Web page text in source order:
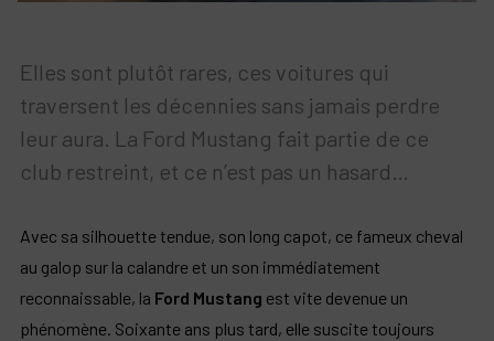
Elles sont plutôt rares, ces voitures qui
traversent les décennies sans jamais perdre
leur aura. La Ford Mustang fait partie de ce
club restreint, et ce n’est pas un hasard…
Avec sa silhouette tendue, son long capot, ce fameux cheval
au galop sur la calandre et un son immédiatement
reconnaissable, la Ford Mustang est vite devenue un
phénomène. Soixante ans plus tard, elle suscite toujours